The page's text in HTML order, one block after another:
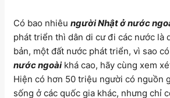
Có bao nhiêu người Nhật ở nước
phát triển thì dân di cư đi các nước là
bản, một đất nước phát triển, vì sao
nước ngoàikhá cao, hãy cùng xem
Hiện có hơn 50 triệu người có nguồn
sống ở các quốc gia khác, nhưng chỉ